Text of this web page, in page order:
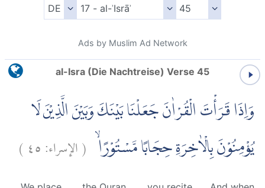
Ads by Muslim Ad Network
al-Isra (Die Nachtreise) Verse 45
وَاِذَا قَرَأْتَ الْقُرْاٰنَ جَعَلْنَا بَيْنَكَ وَبَيْنَ الَّذِيْنَ لَا
يُؤْمِنُوْنَ بِالْاٰخِرَةِ حِجَابًا مَّسْتُوْرًاۙ (الإسراء:٤٥)